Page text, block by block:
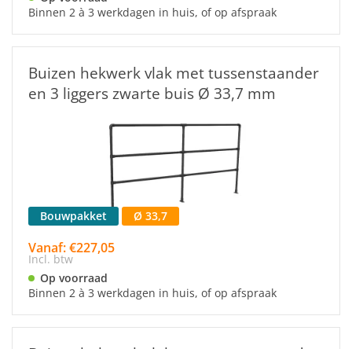
Binnen 2 à 3 werkdagen in huis, of op afspraak
Buizen hekwerk vlak met tussenstaander
en 3 liggers zwarte buis Ø 33,7 mm
Bouwpakket Ø 33,7
Vanaf: €227,05
Incl. btw
Op voorraad
Binnen 2 à 3 werkdagen in huis, of op afspraak